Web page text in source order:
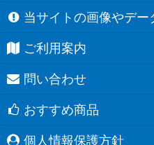
当サイトの画像やデー
ご利用案内
問い合わせ
おすすめ商品
個人情報保護方針